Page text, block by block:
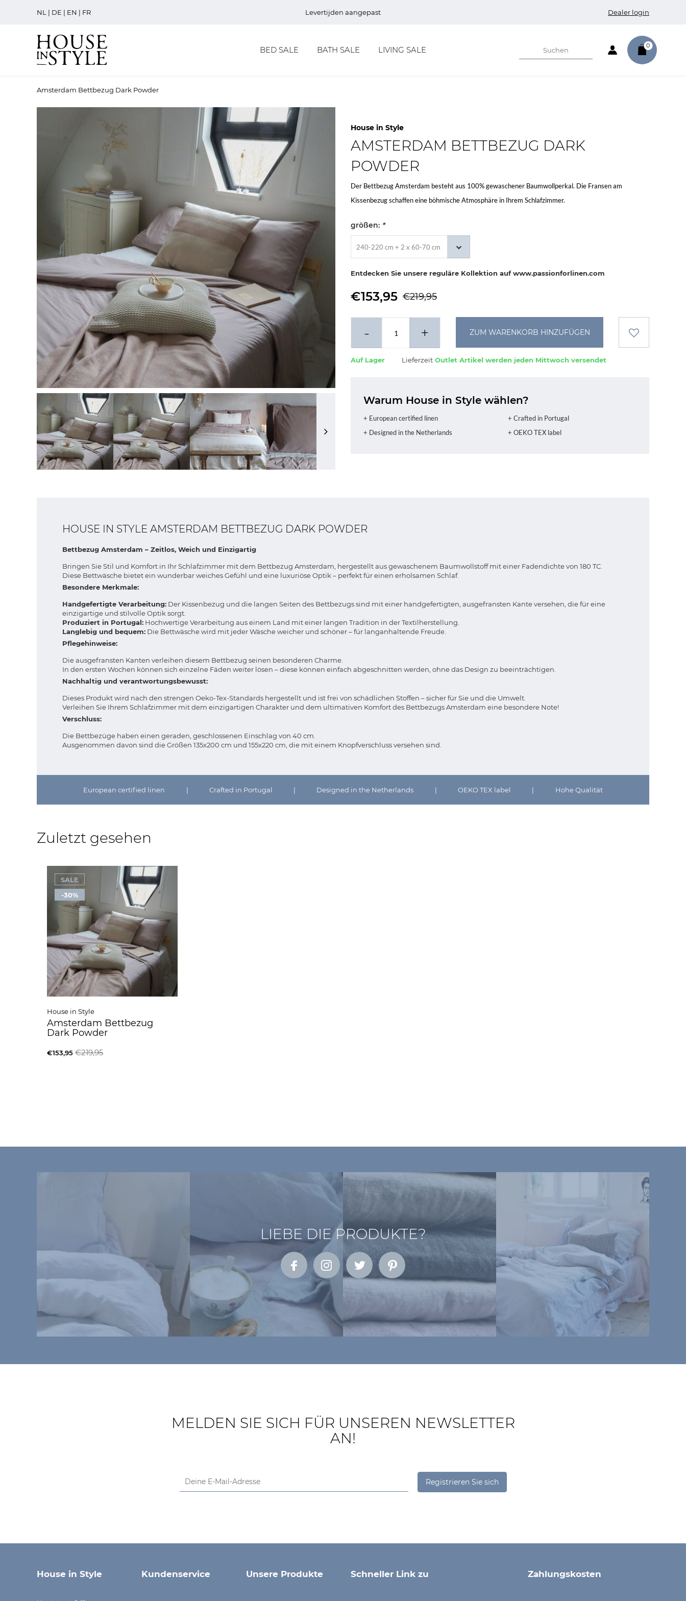
NL | DE | EN | FR Levertijden aangepast Dealer login
BED SALE BATH SALE LIVING SALE 0
Amsterdam Bettbezug Dark Powder
House in Style
AMSTERDAM BETTBEZUG DARK
POWDER
Der Bettbezug Amsterdam besteht aus 100% gewaschener Baumwollperkal. Die Fransen am
Kissenbezug schaffen eine böhmische Atmosphäre in Ihrem Schlafzimmer.
größen: *
240-220 cm + 2 x 60-70 cm
Entdecken Sie unsere reguläre Kollektion auf www.passionforlinen.com
€153,95 €219,95
- + ZUM WARENKORB HINZUFÜGEN
Auf Lager Lieferzeit Outlet Artikel werden jeden Mittwoch versendet
Warum House in Style wählen?
+ European certified linen
+ Crafted in Portugal
+ Designed in the Netherlands
+ OEKO TEX label
HOUSE IN STYLE AMSTERDAM BETTBEZUG DARK POWDER
Bettbezug Amsterdam – Zeitlos, Weich und Einzigartig
Bringen Sie Stil und Komfort in Ihr Schlafzimmer mit dem Bettbezug Amsterdam, hergestellt aus gewaschenem Baumwollstoff mit einer Fadendichte von 180 TC.
Diese Bettwäsche bietet ein wunderbar weiches Gefühl und eine luxuriöse Optik – perfekt für einen erholsamen Schlaf.
Besondere Merkmale:
Handgefertigte Verarbeitung: Der Kissenbezug und die langen Seiten des Bettbezugs sind mit einer handgefertigten, ausgefransten Kante versehen, die für eine
einzigartige und stilvolle Optik sorgt.
Produziert in Portugal: Hochwertige Verarbeitung aus einem Land mit einer langen Tradition in der Textilherstellung.
Langlebig und bequem: Die Bettwäsche wird mit jeder Wäsche weicher und schöner – für langanhaltende Freude.
Pflegehinweise:
Die ausgefransten Kanten verleihen diesem Bettbezug seinen besonderen Charme.
In den ersten Wochen können sich einzelne Fäden weiter lösen – diese können einfach abgeschnitten werden, ohne das Design zu beeinträchtigen.
Nachhaltig und verantwortungsbewusst:
Dieses Produkt wird nach den strengen Oeko-Tex-Standards hergestellt und ist frei von schädlichen Stoffen – sicher für Sie und die Umwelt.
Verleihen Sie Ihrem Schlafzimmer mit dem einzigartigen Charakter und dem ultimativen Komfort des Bettbezugs Amsterdam eine besondere Note!
Verschluss:
Die Bettbezüge haben einen geraden, geschlossenen Einschlag von 40 cm.
Ausgenommen davon sind die Größen 135x200 cm und 155x220 cm, die mit einem Knopfverschluss versehen sind.
European certified linen | Crafted in Portugal | Designed in the Netherlands | OEKO TEX label | Hohe Qualität
Zuletzt gesehen
SALE
-30%
House in Style
Amsterdam Bettbezug
Dark Powder
€153,95 €219,95
LIEBE DIE PRODUKTE?
MELDEN SIE SICH FÜR UNSEREN NEWSLETTER
AN!
Registrieren Sie sich
House in Style Kundenservice Unsere Produkte Schneller Link zu Zahlungskosten